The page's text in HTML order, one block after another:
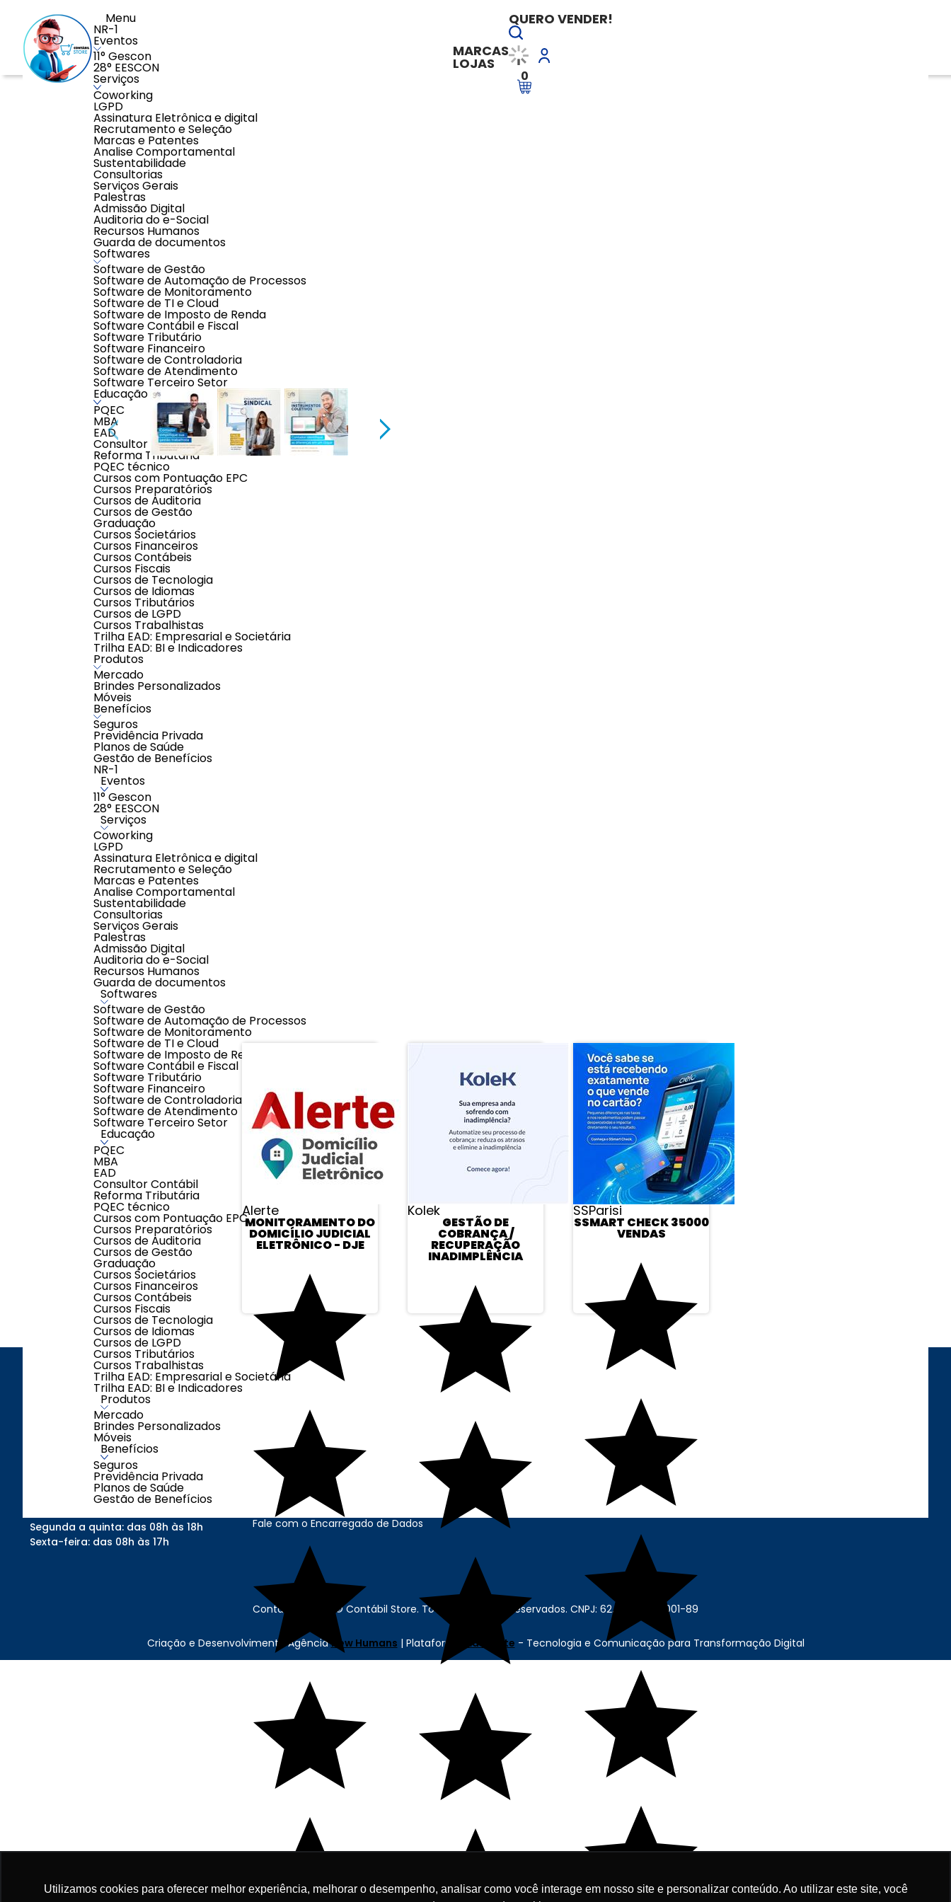
Utilizamos cookies para oferecer melhor experiência, melhorar o desempenho, analisar como você interage em nosso site e personalizar conteúdo. Ao utilizar este site, você
Menu
NR-1
Eventos
11° Gescon
28° EESCON
Serviços
Coworking
LGPD
Assinatura Eletrônica e digital
Recrutamento e Seleção
Marcas e Patentes
Analise Comportamental
Sustentabilidade
Consultorias
Serviços Gerais
Palestras
Admissão Digital
Auditoria do e-Social
Recursos Humanos
Guarda de documentos
Softwares
Software de Gestão
Software de Automação de Processos
Software de Monitoramento
Software de TI e Cloud
Software de Imposto de Renda
Software Contábil e Fiscal
Software Tributário
Software Financeiro
Software de Controladoria
Software de Atendimento
Software Terceiro Setor
Educação
PQEC
MBA
EAD
Consultor Contábil
Reforma Tributária
PQEC técnico
Cursos com Pontuação EPC
Cursos Preparatórios
Cursos de Auditoria
Cursos de Gestão
Graduação
Cursos Societários
Cursos Financeiros
Cursos Contábeis
Cursos Fiscais
Cursos de Tecnologia
Cursos de Idiomas
Cursos Tributários
Cursos de LGPD
Cursos Trabalhistas
Trilha EAD: Empresarial e Societária
Trilha EAD: BI e Indicadores
Produtos
Mercado
Brindes Personalizados
Móveis
Benefícios
Seguros
Previdência Privada
Planos de Saúde
Gestão de Benefícios
NR-1
Eventos
11° Gescon
28° EESCON
Serviços
Coworking
LGPD
Assinatura Eletrônica e digital
Recrutamento e Seleção
Marcas e Patentes
Analise Comportamental
Sustentabilidade
Consultorias
Serviços Gerais
Palestras
Admissão Digital
Auditoria do e-Social
Recursos Humanos
Guarda de documentos
Softwares
Software de Gestão
Software de Automação de Processos
Software de Monitoramento
Software de TI e Cloud
Software de Imposto de Renda
Software Contábil e Fiscal
Software Tributário
Software Financeiro
Software de Controladoria
Software de Atendimento
Software Terceiro Setor
Educação
PQEC
MBA
EAD
Consultor Contábil
Reforma Tributária
PQEC técnico
Cursos com Pontuação EPC
Cursos Preparatórios
Cursos de Auditoria
Cursos de Gestão
Graduação
Cursos Societários
Cursos Financeiros
Cursos Contábeis
Cursos Fiscais
Cursos de Tecnologia
Cursos de Idiomas
Cursos de LGPD
Cursos Tributários
Cursos Trabalhistas
Trilha EAD: Empresarial e Societária
Trilha EAD: BI e Indicadores
Produtos
Mercado
Brindes Personalizados
Móveis
Benefícios
Seguros
Previdência Privada
Planos de Saúde
Gestão de Benefícios
MARCAS
LOJAS
QUERO VENDER!
0
Home > Softwares >
Descrição do produto
O Sistema GRTS Digital Contábil
instrumentos coletivos de trabalho dos seus clientes.
Monitoramento das negociações:
relatórios semanais sobre avanço de todas as negociações que impactam as operações de seus clientes
Instrumentos coletivos Automáticos:
disponibilização automática dos instrumentos coletivos
Auditoria de Instrumentos:
compare o que mudou do novo instrumento com o anterior em apenas 1 clique
Informe de Folha:
comunique aos seus clientes a mudança das cláusulas de forma segura, simples e rastreável
Gestão de Cláusulas:
pesquise qualquer informação dos instrumentos coletivos combinando mais de 25 filtros
Norma - IA especialista em RTS:
tenha uma IA para te ajudar em todas as análises dos instrumentos e questões relacionadas ao Mundo do Trabalho
Resumo Automático das Cláusulas:
Regramento das Cláusulas:
regras e valores de aplicação
Análise de Instrumentos:
Mundo do Trabalho:
agilidade no atendimento das demandas dos seus clientes
Enquadramento Sindical:
faça pesquisas rápidas e assertivas para apoiar seus clientes no seu enquadramento sindical.
Seu escritório no controle da gestão trabalhista e sindical em apenas 3 semanas!
AVALIAÇÕES
0,0
0 classificações de clientes
Alerte
MONITORAMENTO DO
DOMICÍLIO JUDICIAL
ELETRÔNICO - DJE
Kolek
GESTÃO DE
COBRANÇA /
RECUPERAÇÃO
INADIMPLÊNCIA
SSParisi
SSMART CHECK 35000
VENDAS
Segunda a quinta: das 08h às 18h
Sexta-feira: das 08h às 17h
Quem Somos
Trocas e Devoluções
FAQ
Fale Conosco
Política de Privacidade
Termo de Uso - Usuário
Clube Contábil Store
Fale com o Encarregado de Dados
CONTATO
(11) 99271-8644
Contábil Store - © Contábil Store. Todos os Direitos Reservados. CNPJ: 62.636.675/0001-89
Criação e Desenvolvimento AgênciaNew Humans | Plataforma Add Suite - Tecnologia e Comunicação para Transformação Digital